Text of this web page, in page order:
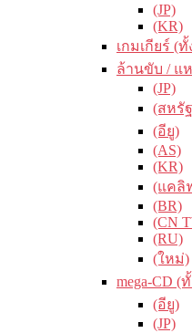
(JP)
(KR)
เกมเกียร์ (
ล้านขับ / แ
(JP)
(สหรั
(อียู)
(AS)
(KR)
(แคลิ
(BR)
(CN
(RU)
(ใหม่)
mega-CD (
(อียู)
(JP)